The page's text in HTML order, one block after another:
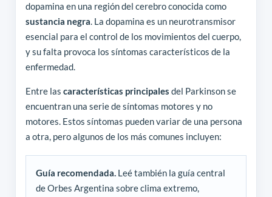
dopamina en una región del cerebro conocida como
sustancia negra. La dopamina es un neurotransmisor
esencial para el control de los movimientos del cuerpo,
y su falta provoca los síntomas característicos de la
enfermedad.
Entre las características principales del Parkinson se
encuentran una serie de síntomas motores y no
motores. Estos síntomas pueden variar de una persona
a otra, pero algunos de los más comunes incluyen:
Guía recomendada.Leé también la guía central
de Orbes Argentina sobre clima extremo,